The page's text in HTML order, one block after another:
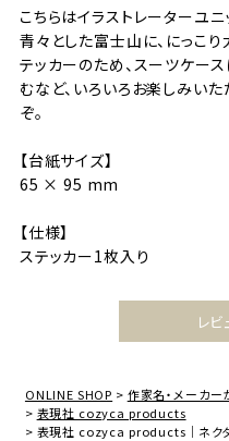
こちらはイラストレーターユニ
青々とした富士山に、にっこ
テッカーのため、スーツケー
むなど、いろいろお楽しみい
ぞ。
【台紙サイズ】
65 × 95 mm
【仕様】
ステッカー1枚入り
レビ
ONLINE SHOP 作家名・メーカー
表現社 cozyca products
表現社 cozyca products｜ネクタ